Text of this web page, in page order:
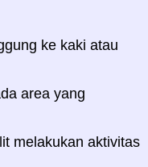
ke kaki atau
area yang
melakukan aktivitas